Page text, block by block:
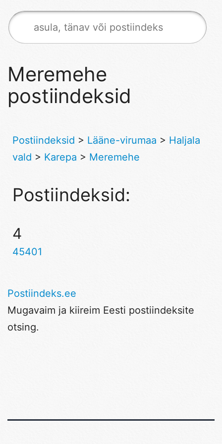
Meremehe
postiindeksid
Postiindeksid > Lääne-virumaa > Haljala
vald > Karepa > Meremehe
Postiindeksid:
4
45401
Postiindeks.ee
Mugavaim ja kiireim Eesti postiindeksite
otsing.